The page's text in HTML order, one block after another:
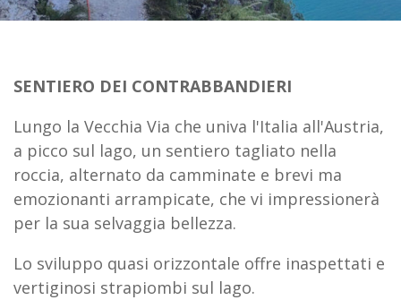
SENTIERO DEI CONTRABBANDIERI
Lungo la Vecchia Via che univa l'Italia all'Austria,
a picco sul lago, un sentiero tagliato nella
roccia, alternato da camminate e brevi ma
emozionanti arrampicate, che vi impressionerà
per la sua selvaggia bellezza.
Lo sviluppo quasi orizzontale offre inaspettati e
vertiginosi strapiombi sul lago.